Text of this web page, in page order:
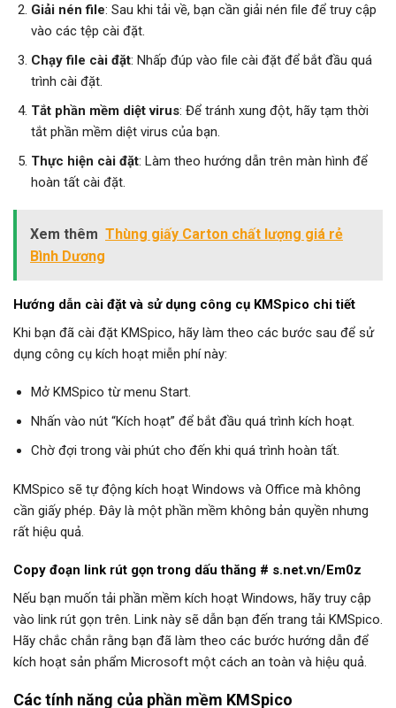
Giải nén file: Sau khi tải về, bạn cần giải nén file để truy cập
vào các tệp cài đặt.
Chạy file cài đặt: Nhấp đúp vào file cài đặt để bắt đầu quá
trình cài đặt.
Tắt phần mềm diệt virus: Để tránh xung đột, hãy tạm thời
tắt phần mềm diệt virus của bạn.
Thực hiện cài đặt: Làm theo hướng dẫn trên màn hình để
hoàn tất cài đặt.
Xem thêm Thùng giấy Carton chất lượng giá rẻ
Bình Dương
Hướng dẫn cài đặt và sử dụng công cụ KMSpico chi tiết
Khi bạn đã cài đặt KMSpico, hãy làm theo các bước sau để sử
dụng công cụ kích hoạt miễn phí này:
Mở KMSpico từ menu Start.
Nhấn vào nút “Kích hoạt” để bắt đầu quá trình kích hoạt.
Chờ đợi trong vài phút cho đến khi quá trình hoàn tất.
KMSpico sẽ tự động kích hoạt Windows và Office mà không
cần giấy phép. Đây là một phần mềm không bản quyền nhưng
rất hiệu quả.
Copy đoạn link rút gọn trong dấu thăng # s.net.vn/Em0z
Nếu bạn muốn tải phần mềm kích hoạt Windows, hãy truy cập
vào link rút gọn trên. Link này sẽ dẫn bạn đến trang tải KMSpico.
Hãy chắc chắn rằng bạn đã làm theo các bước hướng dẫn để
kích hoạt sản phẩm Microsoft một cách an toàn và hiệu quả.
Các tính năng của phần mềm KMSpico